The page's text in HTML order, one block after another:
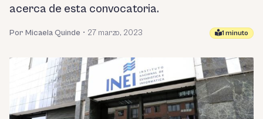
acerca de esta convocatoria.
Por Micaela Quinde • 27 marzo, 2023 1 minuto